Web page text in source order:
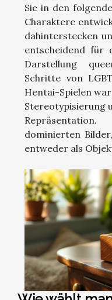
Sie in den
Charaktere
dahinterstecken
entscheidend für
Darstellung
Schritte von
Hentai-Spielen
Stereotypisierung
dominierten
entweder als